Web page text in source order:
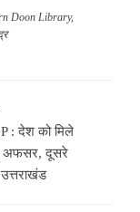
Doon Library,
: देश को मिले
अफसर, दूसरे